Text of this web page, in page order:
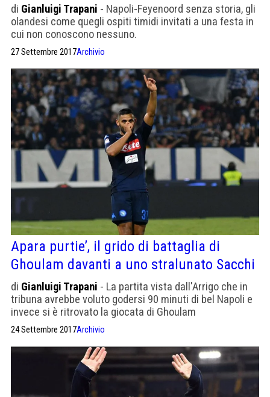
di Gianluigi Trapani - Napoli-Feyenoord senza storia, gli
olandesi come quegli ospiti timidi invitati a una festa in
cui non conoscono nessuno.
27 Settembre 2017Archivio
Apara purtie’, il grido di battaglia di
Ghoulam davanti a uno stralunato Sacchi
di Gianluigi Trapani - La partita vista dall'Arrigo che in
tribuna avrebbe voluto godersi 90 minuti di bel Napoli e
invece si è ritrovato la giocata di Ghoulam
24 Settembre 2017Archivio